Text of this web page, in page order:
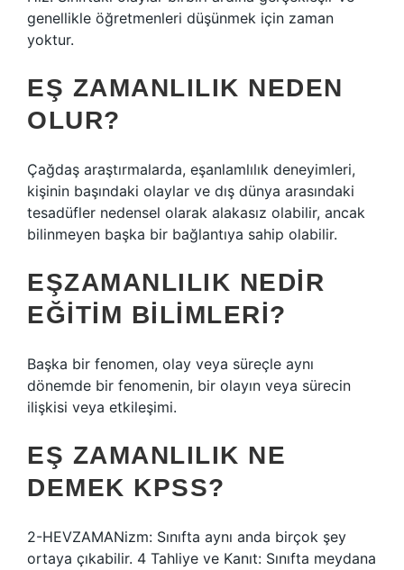
genellikle öğretmenleri düşünmek için zaman
yoktur.
EŞ ZAMANLILIK NEDEN
OLUR?
Çağdaş araştırmalarda, eşanlamlılık deneyimleri,
kişinin başındaki olaylar ve dış dünya arasındaki
tesadüfler nedensel olarak alakasız olabilir, ancak
bilinmeyen başka bir bağlantıya sahip olabilir.
EŞZAMANLILIK NEDIR
EĞITIM BILIMLERI?
Başka bir fenomen, olay veya süreçle aynı
dönemde bir fenomenin, bir olayın veya sürecin
ilişkisi veya etkileşimi.
EŞ ZAMANLILIK NE
DEMEK KPSS?
2-HEVZAMANizm: Sınıfta aynı anda birçok şey
ortaya çıkabilir. 4 Tahliye ve Kanıt: Sınıfta meydana